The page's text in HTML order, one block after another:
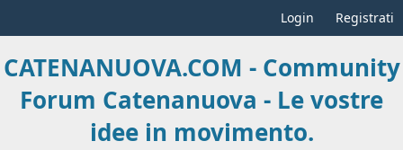
Login Registrati
CATENANUOVA.COM - Community
Forum Catenanuova - Le vostre
idee in movimento.